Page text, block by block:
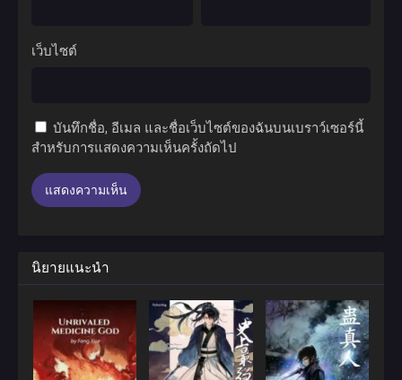
เว็บไซต์
บันทึกชื่อ, อีเมล และชื่อเว็บไซต์ของฉันบนเบราว์เซอร์นี้
สำหรับการแสดงความเห็นครั้งถัดไป
นิยายแนะนำ